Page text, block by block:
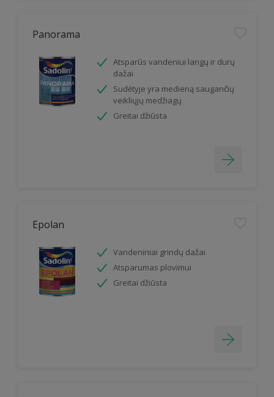
Panorama
Atsparūs vandeniui langų ir durų
dažai
Sudėtyje yra medieną saugančių
veikliųjų medžiagų
Greitai džiūsta
Epolan
Vandeniniai grindų dažai
Atsparumas plovimui
Greitai džiūsta